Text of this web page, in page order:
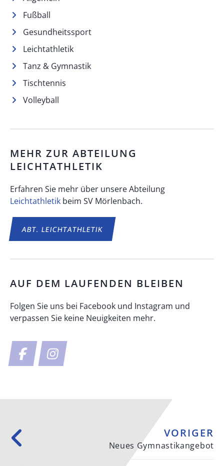
Fußball
Gesundheitssport
Leichtathletik
Tanz & Gymnastik
Tischtennis
Volleyball
MEHR ZUR ABTEILUNG
LEICHTATHLETIK
Erfahren Sie mehr über unsere Abteilung
Leichtathletik beim SV Mörlenbach.
ABT.LEICHTATHLETIK
AUF DEM LAUFENDEN BLEIBEN
Folgen Sie uns bei Facebook und Instagram und
verpassen Sie keine Neuigkeiten mehr.
VORIGER
Neues Gymnastikangebot